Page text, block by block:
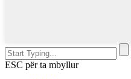
ESC për ta mbyllur